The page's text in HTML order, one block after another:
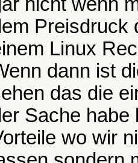
Preisdruck
Linux
dann ist
das die
Sache habe
wo wir